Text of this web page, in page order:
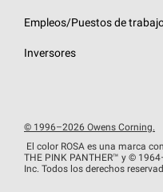
Garantías de techos
Eventos para
Financiamiento de
Empleos/Puestos de
Inversores
© 1996–2026 Owens Corning.
El color ROSA es una marca
THE PINK PANTHER™ y ©
Inc. Todos los derechos